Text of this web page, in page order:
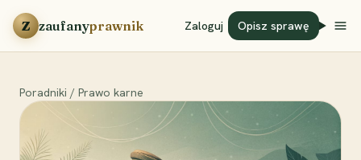
Przejdź do treści
Z zaufanyprawnik Zaloguj Opisz sprawę
Poradniki / Prawo karne